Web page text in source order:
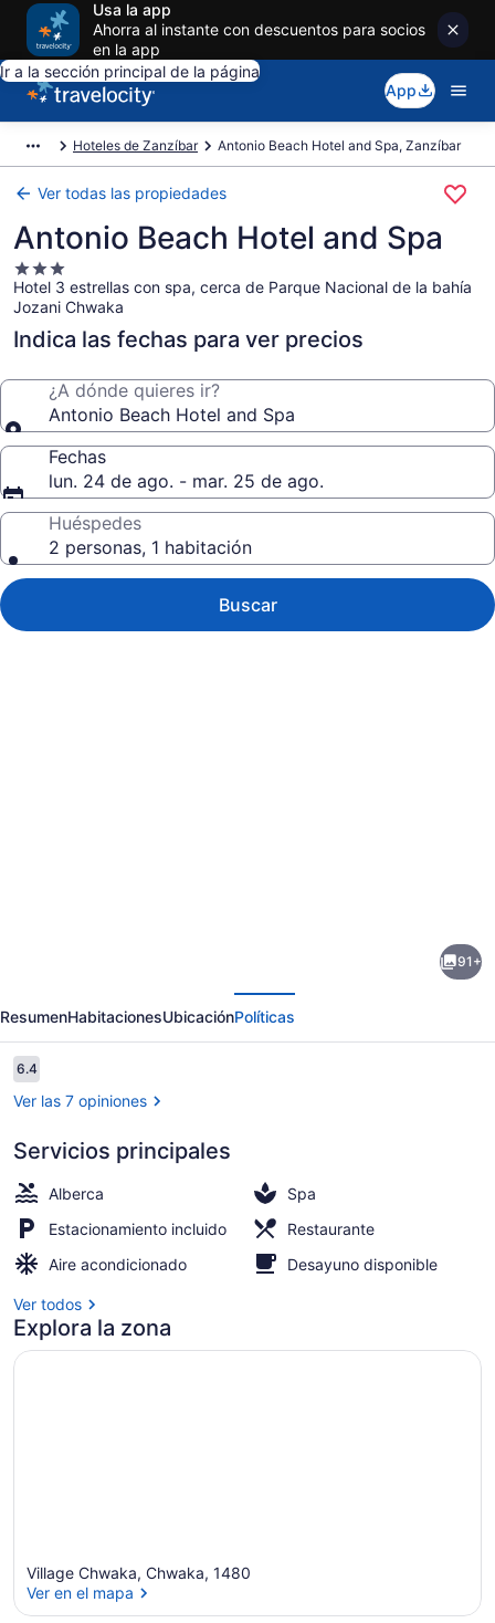
Usa la app
Ahorra al instante con descuentos para socios
en la app
Ir a la sección principal de la página
App
Hoteles de Zanzíbar Antonio Beach Hotel and Spa, Zanzíbar
Ver todas las propiedades
Antonio Beach Hotel and Spa
Propiedad
de
3.0
estrellas
Hotel 3 estrellas con spa, cerca de Parque Nacional de la bahía
Jozani Chwaka
Indica las fechas para ver precios
¿A dónde quieres ir?
Antonio Beach Hotel and Spa
Fechas
lun. 24 de ago. - mar. 25 de ago.
Huéspedes
2 personas, 1 habitación
Buscar
Beach
Hotel
and
Spa
91+
ResumenHabitacionesUbicaciónPolíticas
Opiniones
6.46.4 de 10,
Ver las 7 opiniones
Servicios principales
Alberca
Spa
Estacionamiento incluido
Restaurante
Aire acondicionado
Desayuno disponible
Ver todos
Explora la zona
Village Chwaka, Chwaka, 1480
Ver en el mapa